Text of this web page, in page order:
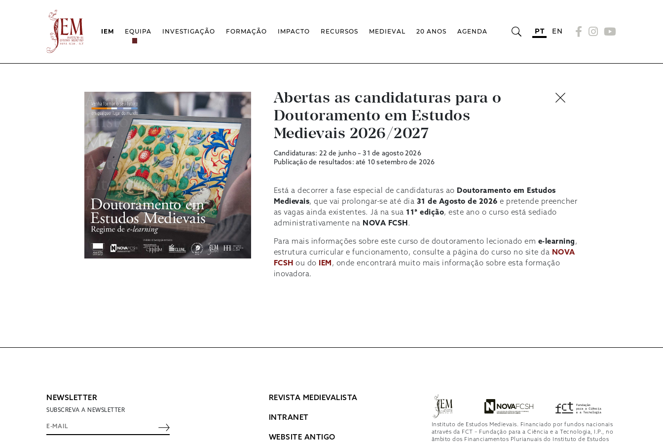
IEM
DOCUMENTAÇÃO
PROJETO ESTRATÉGICO
RELATÓRIOS FCT
QUESTÕES DE ASSÉDIO E ÉTICA
EQUIPA INVESTIGAÇÃO
PRÉMIOS & INCENTIVOS
FORMAÇÃO
ESCOLA DE OUTONO
FORMAÇÃO AO LONGO DA VIDA
– CLK
FORMAÇÃO INTERNA
IMPACTO
MEDIEVAIS
CONFERÊNCIA IEM
IEM NOS MEDIA
ARQUIVO DE EVENTOS
INSTALAÇÕES IEM
RECURSOS
BIBLIOGRAFIAS E CRONOLOGIAS
BIBLIOTECA IEM
INFRAESTRUTURA ROSSIO
MEDIEVAL 20 ANOS AGENDA PT EN
Abertas as candidaturas para o
Doutoramento em Estudos
Medievais 2026/2027
Candidaturas: 22 de junho – 31 de agosto 2026
Publicação de resultados: até 10 setembro de 2026
Está a decorrer a fase especial de candidaturas ao Doutoramento em Estudos
Medievais, que vai prolongar-se até dia 31 de Agosto de 2026 e pretende preencher
as vagas ainda existentes. Já na sua 11ª edição, este ano o curso está sediado
administrativamente na NOVA FCSH.
Para mais informações sobre este curso de doutoramento lecionado em e-learning,
estrutura curricular e funcionamento, consulte a página do curso no site da NOVA
FCSH ou do IEM, onde encontrará muito mais informação sobre esta formação
inovadora.
NEWSLETTER
SUBSCREVA A NEWSLETTER
REVISTA MEDIEVALISTA
INTRANET
WEBSITE ANTIGO
Instituto de Estudos Medievais. Financiado por fundos nacionais
através da FCT – Fundação para a Ciência e a Tecnologia, I.P., no
âmbito dos Financiamentos Plurianuais do Instituto de Estudos